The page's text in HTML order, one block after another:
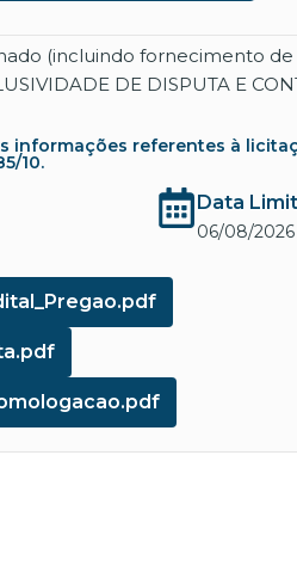
(incluindo fornecimento
DE DISPUTA E
informações referentes à
10.
Data
06/08/2026